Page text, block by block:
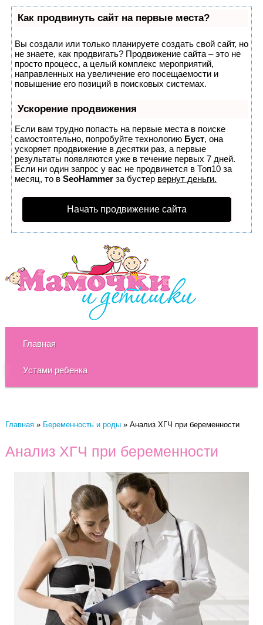
Как продвинуть сайт на первые места?
Вы создали или только планируете создать свой сайт, но
не знаете, как продвигать? Продвижение сайта – это не
просто процесс, а целый комплекс мероприятий,
направленных на увеличение его посещаемости и
повышение его позиций в поисковых системах.
Ускорение продвижения
Если вам трудно попасть на первые места в поиске
самостоятельно, попробуйте технологию Буст, она
ускоряет продвижение в десятки раз, а первые
результаты появляются уже в течение первых 7 дней.
Если ни один запрос у вас не продвинется в Топ10 за
месяц, то в SeoHammerза бустер вернут деньги.
Начать продвижение сайта
Главная
Устами ребенка
Главная» Беременность и роды» Анализ ХГЧ при беременности
Анализ ХГЧ при беременности